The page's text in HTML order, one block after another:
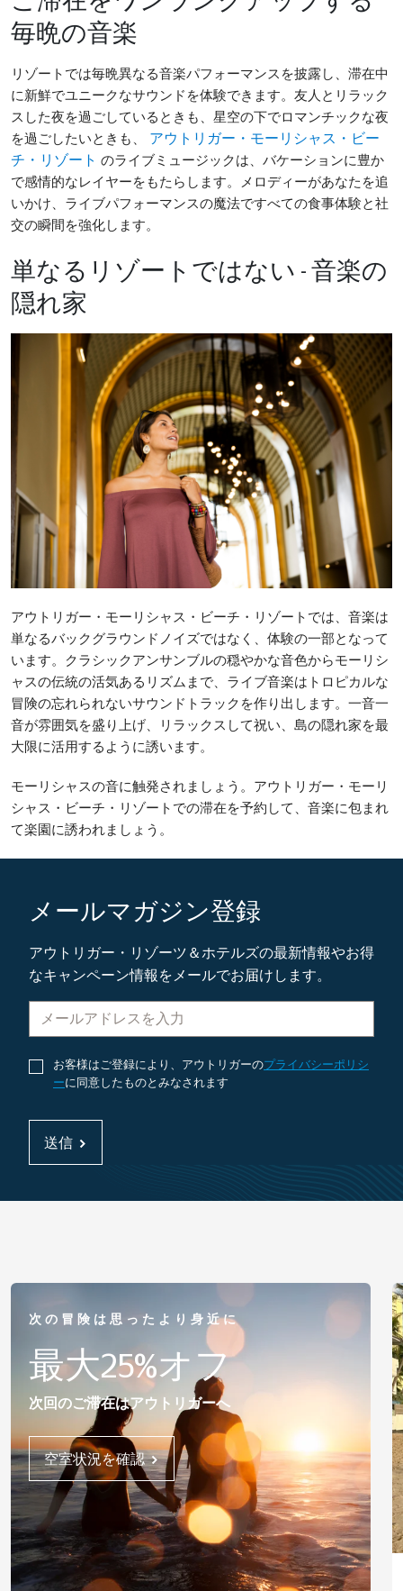
毎晩の音楽
リゾートでは毎晩異なる音楽パフォーマンスを披露し、滞在中
に新鮮でユニークなサウンドを体験できます。友人とリラック
スした夜を過ごしているときも、星空の下でロマンチックな夜
を過ごしたいときも、
アウトリガー・モーリシャス・ビー
チ・リゾート のライブミュージックは、バケーションに豊か
で感情的なレイヤーをもたらします。メロディーがあなたを追
いかけ、ライブパフォーマンスの魔法ですべての食事体験と社
交の瞬間を強化します。
単なるリゾートではない - 音楽の
隠れ家
アウトリガー・モーリシャス・ビーチ・リゾートでは、音楽は
単なるバックグラウンドノイズではなく、体験の一部となって
います。クラシックアンサンブルの穏やかな音色からモーリシ
ャスの伝統の活気あるリズムまで、ライブ音楽はトロピカルな
冒険の忘れられないサウンドトラックを作り出します。一音一
音が雰囲気を盛り上げ、リラックスして祝い、島の隠れ家を最
大限に活用するように誘います。
モーリシャスの音に触発されましょう。アウトリガー・モーリ
シャス・ビーチ・リゾートでの滞在を予約して、音楽に包まれ
て楽園に誘われましょう。
メールマガジン登録
アウトリガー・リゾーツ＆ホテルズの最新情報やお得
なキャンペーン情報をメールでお届けします。
お客様はご登録により、アウトリガーのプライバシーポリシ
ーに同意したものとみなされます
送信
次の冒険は思ったより身近に
最大25%オフ
次回のご滞在はアウトリガーへ
空室状況を確認